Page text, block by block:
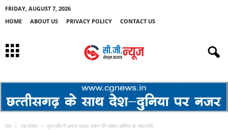
FRIDAY, AUGUST 7, 2026
HOME
ABOUT US PRIVACY POLICY CONTACT US
होम देश-विदेश यूएनजीए में अपना पहला भाषण देंगे दक्षिण कोरिया के राष्ट्रपति..